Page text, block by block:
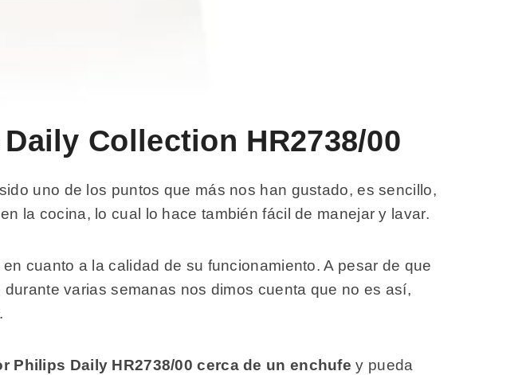
Collection HR2738/00
uno de los puntos que más nos han gustado, es sencillo,
la cocina, lo cual lo hace también fácil de manejar y lavar.
cuanto a la calidad de su funcionamiento. A pesar de que
varias semanas nos dimos cuenta que no es así,
Philips Daily HR2738/00 cerca de un enchufe y pueda